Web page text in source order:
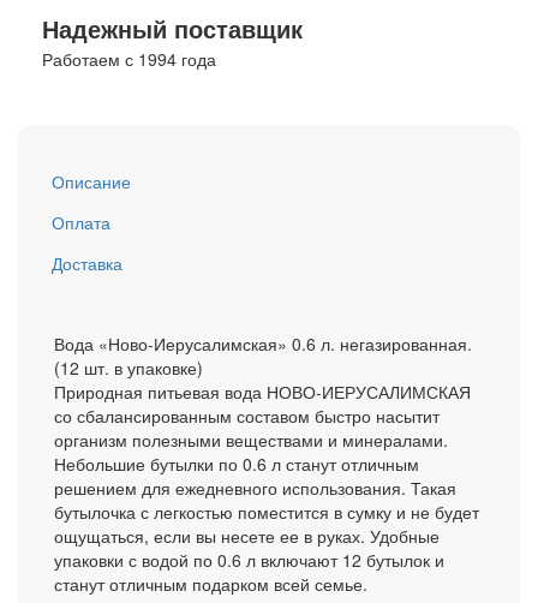
Надежный поставщик
Работаем с 1994 года
Описание
Оплата
Доставка
Вода «Ново-Иерусалимская» 0.6 л. негазированная.
(12 шт. в упаковке)
Природная питьевая вода НОВО-ИЕРУСАЛИМСКАЯ
со сбалансированным составом быстро насытит
организм полезными веществами и минералами.
Небольшие бутылки по 0.6 л станут отличным
решением для ежедневного использования. Такая
бутылочка с легкостью поместится в сумку и не будет
ощущаться, если вы несете ее в руках. Удобные
упаковки с водой по 0.6 л включают 12 бутылок и
станут отличным подарком всей семье.